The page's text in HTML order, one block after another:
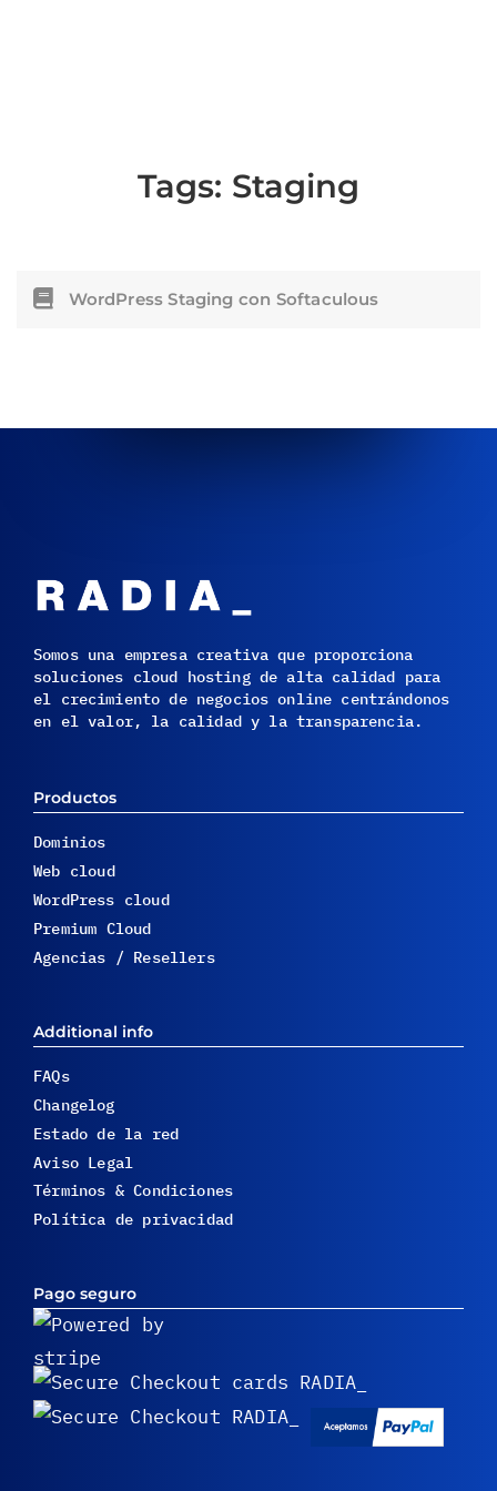
Tags: Staging
WordPress Staging con Softaculous
Somos una empresa creativa que proporciona
soluciones cloud hosting de alta calidad para
el crecimiento de negocios online centrándonos
en el valor, la calidad y la transparencia.
Productos
Dominios
Web cloud
WordPress cloud
Premium Cloud
Agencias / Resellers
Additional info
FAQs
Changelog
Estado de la red
Aviso Legal
Términos & Condiciones
Política de privacidad
Pago seguro